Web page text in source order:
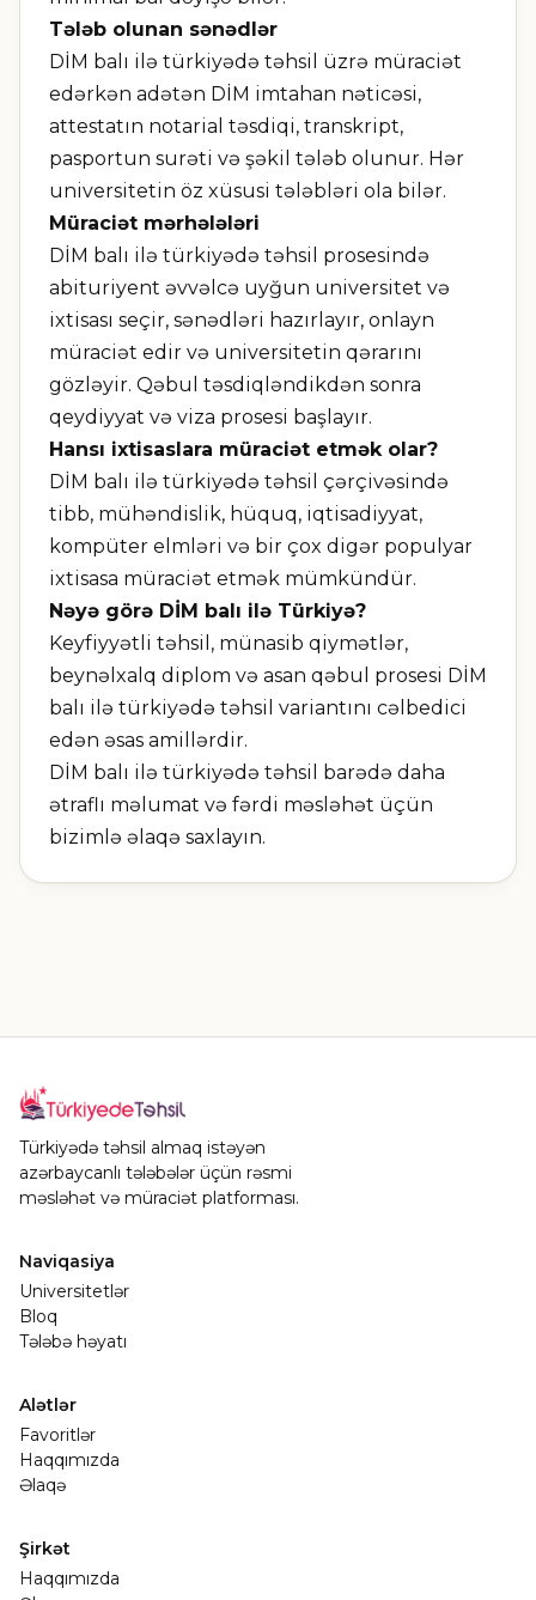
Tələb olunan sənədlər
DİM balı ilə türkiyədə təhsil üzrə müraciət
edərkən adətən DİM imtahan nəticəsi,
attestatın notarial təsdiqi, transkript,
pasportun surəti və şəkil tələb olunur. Hər
universitetin öz xüsusi tələbləri ola bilər.
Müraciət mərhələləri
DİM balı ilə türkiyədə təhsil prosesində
abituriyent əvvəlcə uyğun universitet və
ixtisası seçir, sənədləri hazırlayır, onlayn
müraciət edir və universitetin qərarını
gözləyir. Qəbul təsdiqləndikdən sonra
qeydiyyat və viza prosesi başlayır.
Hansı ixtisaslara müraciət etmək olar?
DİM balı ilə türkiyədə təhsil çərçivəsində
tibb, mühəndislik, hüquq, iqtisadiyyat,
kompüter elmləri və bir çox digər populyar
ixtisasa müraciət etmək mümkündür.
Nəyə görə DİM balı ilə Türkiyə?
Keyfiyyətli təhsil, münasib qiymətlər,
beynəlxalq diplom və asan qəbul prosesi DİM
balı ilə türkiyədə təhsil variantını cəlbedici
edən əsas amillərdir.
DİM balı ilə türkiyədə təhsil barədə daha
ətraflı məlumat və fərdi məsləhət üçün
bizimlə əlaqə saxlayın.
Türkiyədə təhsil almaq istəyən
azərbaycanlı tələbələr üçün rəsmi
məsləhət və müraciət platforması.
Naviqasiya
Universitetlər
Bloq
Tələbə həyatı
Alətlər
Favoritlər
Haqqımızda
Əlaqə
Şirkət
Haqqımızda